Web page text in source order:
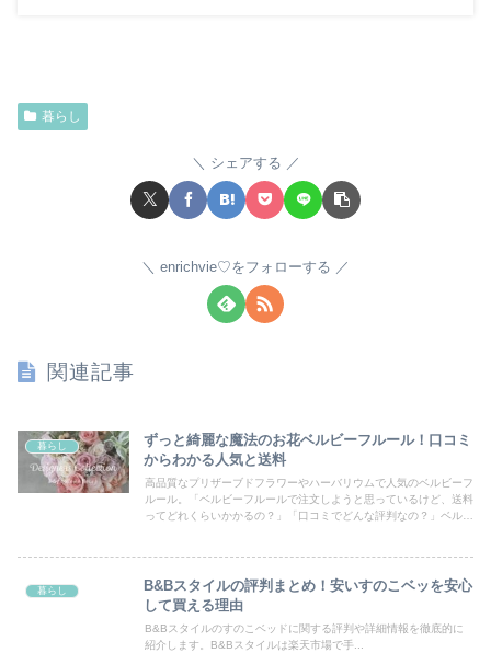
暮らし
シェアする
enrichvie♡をフォローする
関連記事
暮らし
ずっと綺麗な魔法のお花ベルビーフルール！口コミ
からわかる人気と送料
高品質なプリザーブドフラワーやハーバリウムで人気のベルビーフ
ルール。「ベルビーフルールで注文しようと思っているけど、送料
ってどれくらいかかるの？」「口コミでどんな評判なの？」ベルビ
暮らし
B&Bスタイルの評判まとめ！安いすのこベッを安心
して買える理由
B&Bスタイルのすのこベッドに関する評判や詳細情報を徹底的に
紹介します。B&Bスタイルは楽天市場で手...